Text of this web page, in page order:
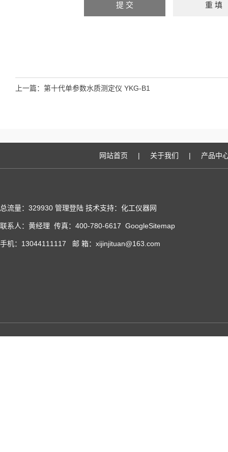
上一篇： 第十代单参数水质测定仪 YKG-B1
网站首页 | 关于我们 | 产品中
总流量：329930 管理登陆 技术支持：化工仪器网
联系人：黄经理 传真：400-780-6617 GoogleSitemap
手机：13044111117 邮 箱：xijinjituan@163.com